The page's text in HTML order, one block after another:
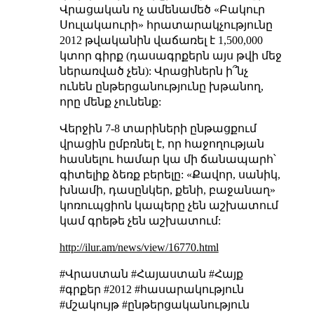
Վրացական ոչ ամենամեծ «Բակուր
Սուլակաուրի» հրատարակչությունը
2012 թվականին վաճառել է 1,500,000
կտոր գիրք (դասագրքերն այս թվի մեջ
ներառված չեն): Վրացիներն ի՞նչ
ունեն ընթերցանությունը խթանող,
որը մենք չունենք:
Վերջին 7-8 տարիների ընթացքում
վրացին ըմբռնել է, որ հաջողության
հասնելու համար կա մի ճանապարհ՝
գիտելիք ձեռք բերելը: «Քավոր, սանիկ,
խնամի, դասընկեր, քենի, բաջանաղ»
կոռուպցիոն կապերը չեն աշխատում
կամ գրեթե չեն աշխատում:
http://ilur.am/news/view/16770.html
#Վրաստան #Հայաստան #Հայք
#գրքեր #2012 #հասարակություն
#մշակույթ #ընթերցականություն